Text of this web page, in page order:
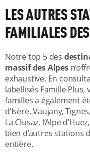
LES AUTRES
FAMILIALES
Notre top 5 des
massif des Alpes
exhaustive. En
labellisés Famille Plus,
familles a également
d’Isère, Vaujany,
La Clusaz, l’Alpe
bien d’autres stations
entière.